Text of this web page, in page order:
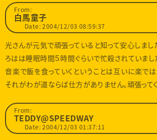
From:
白馬童子
Date: 2004/12/03 08:59:37
光さんが元気で頑張っていると知って安心しまし
ろはは睡眠時間５時間ぐらいで忙殺されていまし
音楽で飯を食っていくということは互いに楽では
それがわが道ならば仕方がありません。頑張って
From:
TEDDY@SPEEDWAY
Date: 2004/12/03 01:37:11